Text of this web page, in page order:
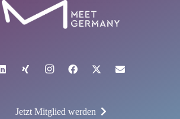
Jetzt Mitglied werden